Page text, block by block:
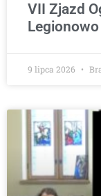
VII Zjazd
9 lipca 2026